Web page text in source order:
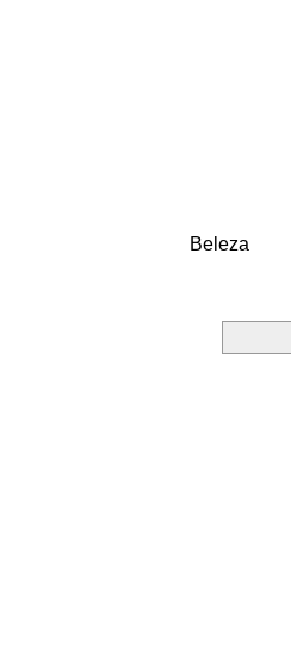
Beleza